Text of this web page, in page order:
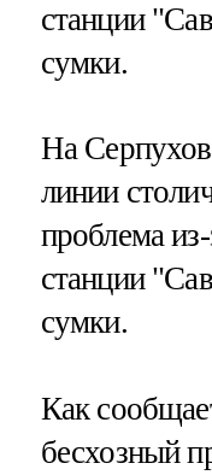
станции
сумки.
На
линии
проблема
станции
сумки.
Как
бесхозный